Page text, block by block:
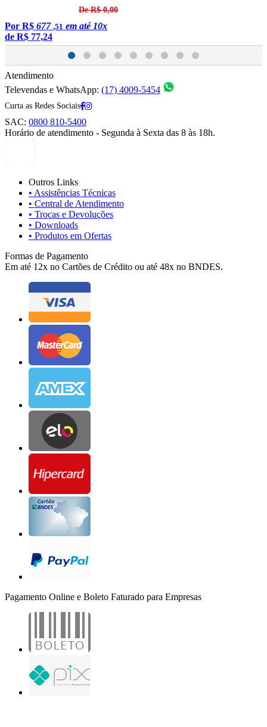
De R$ 0,00
Por R$ 677 ,51 em até 10x
de R$ 77,24
Atendimento
Televendas e WhatsApp: (17) 4009-5454
Curta as Redes Sociais
SAC: 0800 810-5400
Horário de atendimento - Segunda à Sexta das 8 às 18h.
Outros Links
• Assistências Técnicas
• Central de Atendimento
• Trocas e Devoluções
• Downloads
• Produtos em Ofertas
Formas de Pagamento
Em até 12x no Cartões de Crédito ou até 48x no BNDES.
Pagamento Online e Boleto Faturado para Empresas